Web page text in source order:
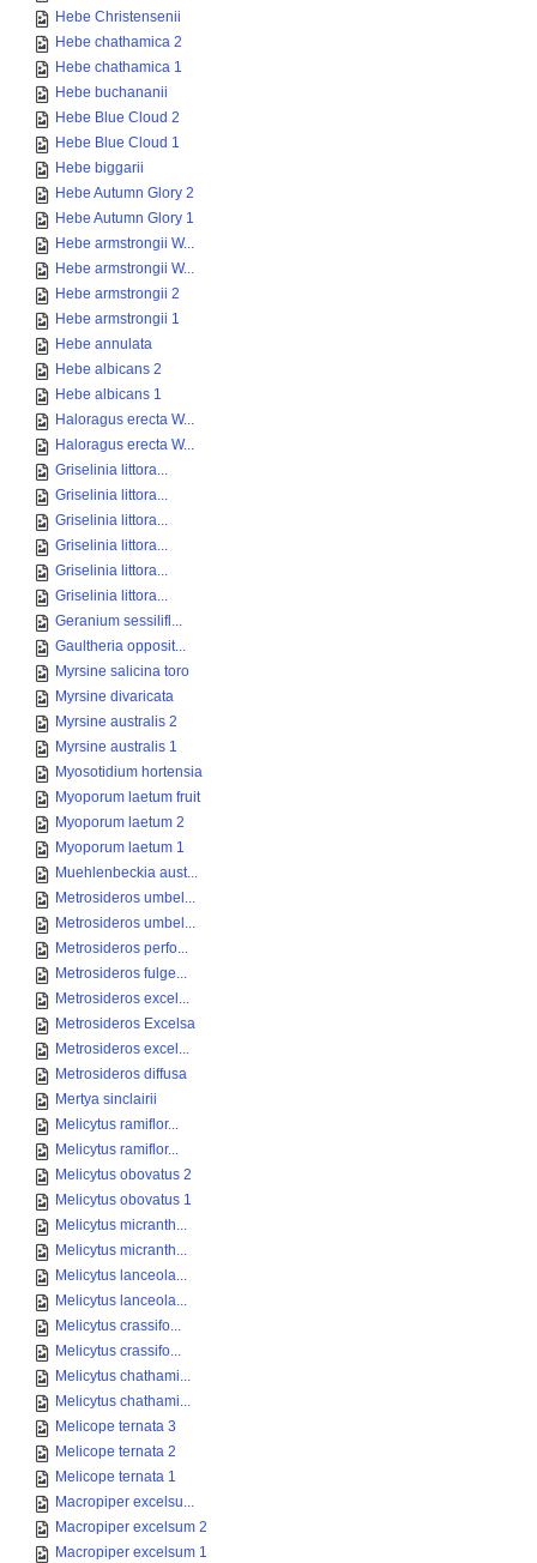
Hebe Christensenii
Hebe chathamica 2
Hebe chathamica 1
Hebe buchananii
Hebe Blue Cloud 2
Hebe Blue Cloud 1
Hebe biggarii
Hebe Autumn Glory 2
Hebe Autumn Glory 1
Hebe armstrongii W...
Hebe armstrongii W...
Hebe armstrongii 2
Hebe armstrongii 1
Hebe annulata
Hebe albicans 2
Hebe albicans 1
Haloragus erecta W...
Haloragus erecta W...
Griselinia littora...
Griselinia littora...
Griselinia littora...
Griselinia littora...
Griselinia littora...
Griselinia littora...
Geranium sessilifl...
Gaultheria opposit...
Myrsine salicina toro
Myrsine divaricata
Myrsine australis 2
Myrsine australis 1
Myosotidium hortensia
Myoporum laetum fruit
Myoporum laetum 2
Myoporum laetum 1
Muehlenbeckia aust...
Metrosideros umbel...
Metrosideros umbel...
Metrosideros perfo...
Metrosideros fulge...
Metrosideros excel...
Metrosideros Excelsa
Metrosideros excel...
Metrosideros diffusa
Mertya sinclairii
Melicytus ramiflor...
Melicytus ramiflor...
Melicytus obovatus 2
Melicytus obovatus 1
Melicytus micranth...
Melicytus micranth...
Melicytus lanceola...
Melicytus lanceola...
Melicytus crassifo...
Melicytus crassifo...
Melicytus chathami...
Melicytus chathami...
Melicope ternata 3
Melicope ternata 2
Melicope ternata 1
Macropiper excelsu...
Macropiper excelsum 2
Macropiper excelsum 1